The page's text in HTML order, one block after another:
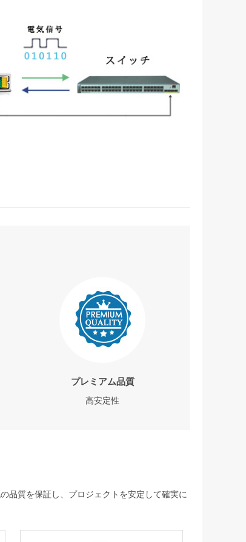
プレミアム品質
高安定性
品質を保証し、プロジェクトを安定して確実に